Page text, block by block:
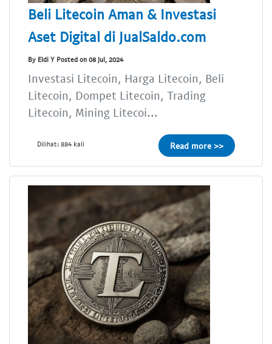
Beli Litecoin Aman & Investasi
Aset Digital di JualSaldo.com
By Eldi Y Posted on 08 Jul, 2024
Investasi Litecoin, Harga Litecoin, Beli
Litecoin, Dompet Litecoin, Trading
Litecoin, Mining Litecoi...
Dilihat: 884 kali Read more >>